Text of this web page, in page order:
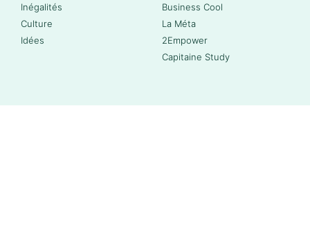
Inégalités
Culture
Idées
Business Cool
La Méta
2Empower
Capitaine Study